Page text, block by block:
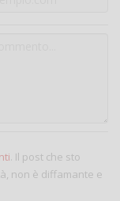
. Il post che sto
non è diffamante e